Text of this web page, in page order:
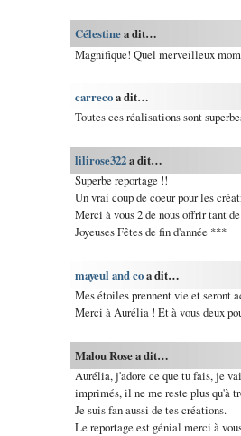
Célestinea dit…
Magnifique! Quel merveilleux
carrecoa dit…
Toutes ces réalisations sont
lilirose322a dit…
Superbe reportage !!
Un vrai coup de coeur pour les
Merci à vous 2 de nous offrir tant
Joyeuses Fêtes de fin d'année ***
mayeul and coa dit…
Mes étoiles prennent vie et seront
Merci à Aurélia ! Et à vous deux
Malou Rose a dit…
Aurélia, j'adore ce que tu fais, je
imprimés, il ne me reste plus qu'à
Je suis fan aussi de tes créations.
Le reportage est génial merci à